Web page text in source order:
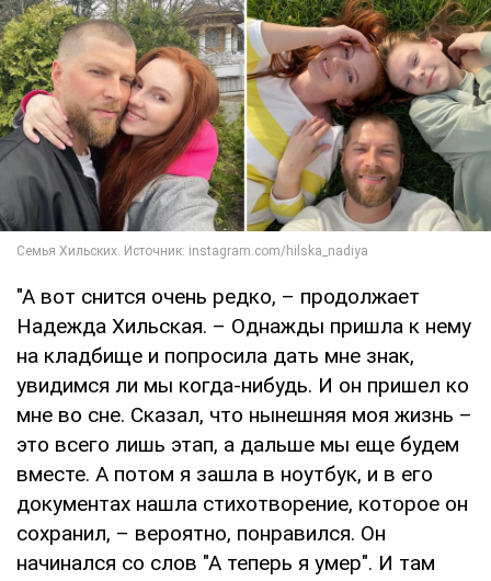
"А вот снится очень редко, – продолжает
Надежда Хильская. – Однажды пришла к нему
на кладбище и попросила дать мне знак,
увидимся ли мы когда-нибудь. И он пришел ко
мне во сне. Сказал, что нынешняя моя жизнь –
это всего лишь этап, а дальше мы еще будем
вместе. А потом я зашла в ноутбук, и в его
документах нашла стихотворение, которое он
сохранил, – вероятно, понравился. Он
начинался со слов "А теперь я умер". И там